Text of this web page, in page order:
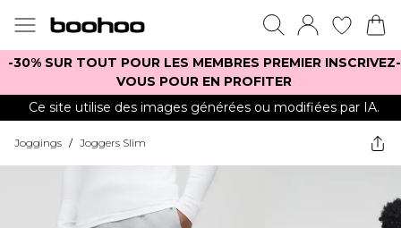
-30% SUR TOUT POUR LES MEMBRES PREMIER INSCRIVEZ-
VOUS POUR EN PROFITER
Ce site utilise des images générées ou modifiées par IA.
Joggings / Joggers Slim